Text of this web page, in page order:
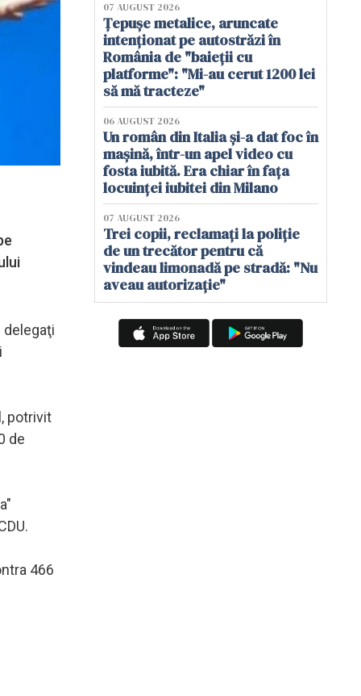
delegaţi
potrivit
de
466
07 AUGUST 2026
Țepușe metalice, aruncate
intenționat pe autostrăzi în
România de "baieții cu
platforme": "Mi-au cerut 1200 lei
să mă tracteze"
06 AUGUST 2026
Un român din Italia și-a dat foc în
mașină, într-un apel video cu
fosta iubită. Era chiar în fața
locuinței iubitei din Milano
07 AUGUST 2026
Trei copii, reclamați la poliție
de un trecător pentru că
vindeau limonadă pe stradă: "Nu
aveau autorizație"